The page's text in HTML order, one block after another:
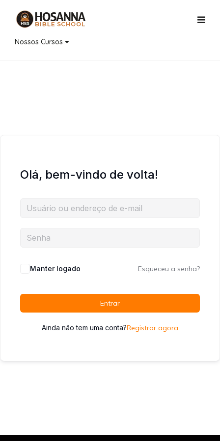
Nossos Cursos
Olá, bem-vindo de volta!
Manter logado Esqueceu a senha?
Entrar
Ainda não tem uma conta?Registrar agora